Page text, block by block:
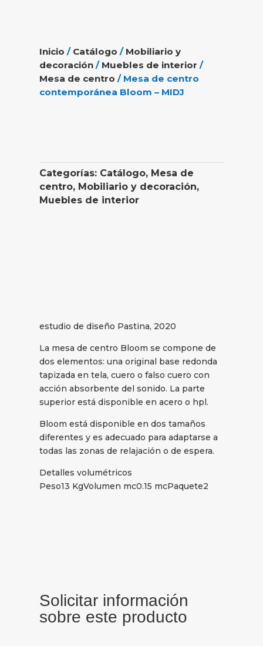
Inicio / Catálogo / Mobiliario y
decoración / Muebles de interior /
Mesa de centro / Mesa de centro
contemporánea Bloom – MIDJ
Categorías: Catálogo, Mesa de
centro, Mobiliario y decoración,
Muebles de interior
estudio de diseño Pastina, 2020
La mesa de centro Bloom se compone de
dos elementos: una original base redonda
tapizada en tela, cuero o falso cuero con
acción absorbente del sonido. La parte
superior está disponible en acero o hpl.
Bloom está disponible en dos tamaños
diferentes y es adecuado para adaptarse a
todas las zonas de relajación o de espera.
Detalles volumétricos
Peso13 KgVolumen mc0.15 mcPaquete2
Solicitar información
sobre este producto